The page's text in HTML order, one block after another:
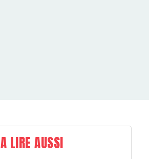
A LIRE AUSSI